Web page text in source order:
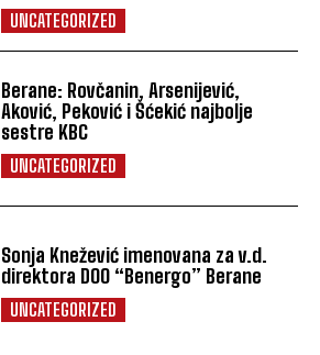
UNCATEGORIZED
Berane: Rovčanin, Arsenijević,
Aković, Peković i Šćekić najbolje
sestre KBC
UNCATEGORIZED
Sonja Knežević imenovana za v.d.
direktora DOO “Benergo” Berane
UNCATEGORIZED